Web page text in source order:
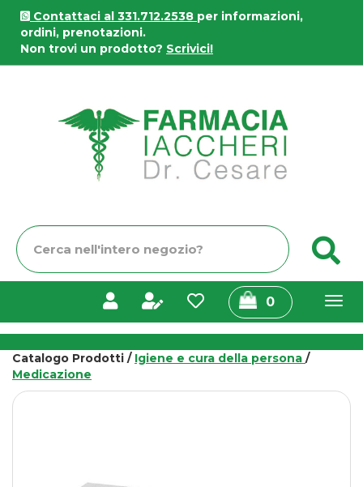
Passa
contenuto
principale
Contattaci al 331.712.2538 per informazioni,
ordini, prenotazioni.
Non trovi un prodotto? Scrivici!
Cerca
Prodotto
0prodotti
inseriti
Catalogo Prodotti / Igiene e cura della persona /
Medicazione